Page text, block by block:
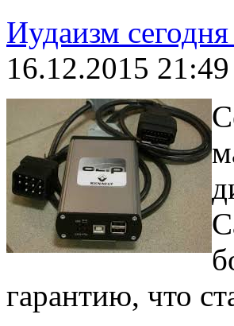
Иудаизм сегодня
16.12.2015 21:49
гарантию, что